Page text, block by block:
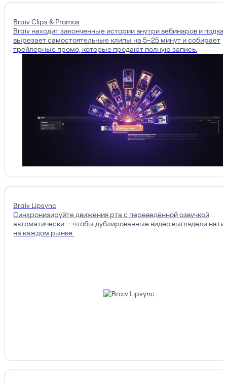
Braiv Clips & Promos
Braiv находит законченные истории внутри вебинаров и
вырезает самостоятельные клипы на 5–25 минут и собирает
трейлерные промо, которые продают полную запись.
Braiv Lipsync
Синхронизируйте движения рта с переведённой озвучкой
автоматически — чтобы дублированные видео выглядели
на каждом рынке.